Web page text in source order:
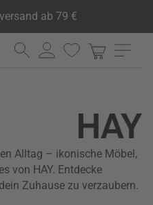
ab 79 €
Alltag – ikonische Möbel,
von HAY. Entdecke
Zuhause zu verzaubern.